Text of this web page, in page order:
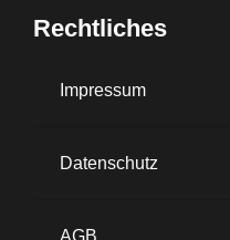
Rechtliches
Impressum
Datenschutz
AGB